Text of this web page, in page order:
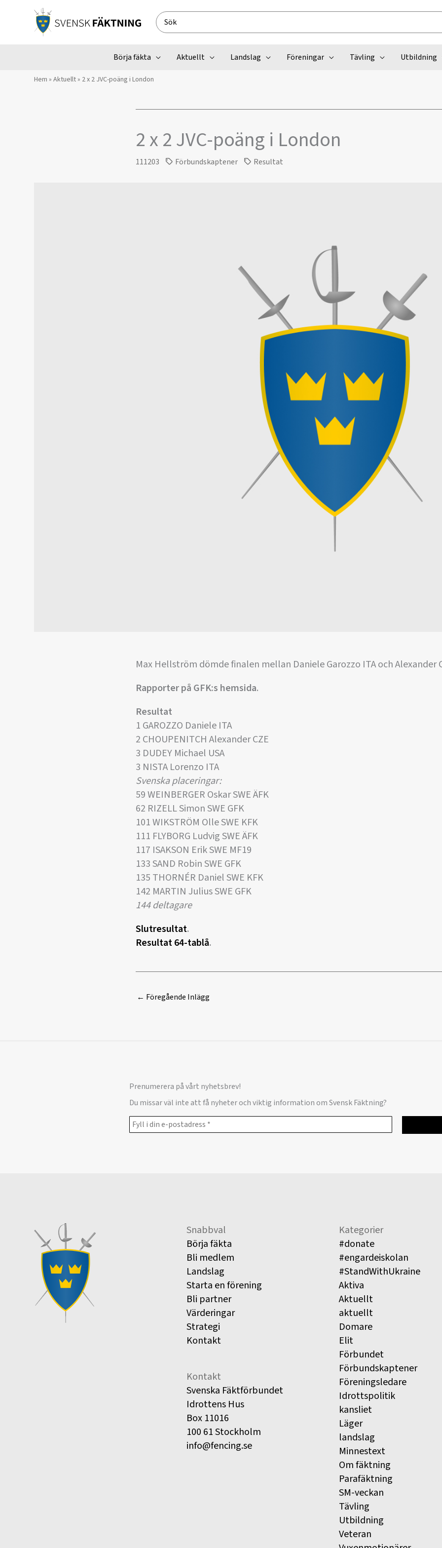
Search
for:
Börja fäkta Aktuellt Landslag Föreningar Tävling Utbildning
Hem » Aktuellt» 2 x 2 JVC-poäng i London
2 x 2 JVC-poäng i London
111203 Förbundskaptener Resultat
Max Hellström dömde finalen mellan Daniele Garozzo ITA och Alexander
Rapporter på GFK:s hemsida.
Resultat
1 GAROZZO Daniele ITA
2 CHOUPENITCH Alexander CZE
3 DUDEY Michael USA
3 NISTA Lorenzo ITA
Svenska placeringar:
59 WEINBERGER Oskar SWE ÄFK
62 RIZELL Simon SWE GFK
101 WIKSTRÖM Olle SWE KFK
111 FLYBORG Ludvig SWE ÄFK
117 ISAKSON Erik SWE MF19
133 SAND Robin SWE GFK
135 THORNÉR Daniel SWE KFK
142 MARTIN Julius SWE GFK
144 deltagare
Slutresultat.
Resultat 64-tablå.
← Föregående Inlägg
Prenumerera på vårt nyhetsbrev!
Du missar väl inte att få nyheter och viktig information om Svensk Fäktning?
Snabbval
Börja fäkta
Bli medlem
Landslag
Starta en förening
Bli partner
Värderingar
Strategi
Kontakt
Kontakt
Svenska Fäktförbundet
Idrottens Hus
Box 11016
100 61 Stockholm
info@fencing.se
Kategorier
#donate
#engardeiskolan
#StandWithUkraine
Aktiva
Aktuellt
aktuellt
Domare
Elit
Förbundet
Förbundskaptener
Föreningsledare
Idrottspolitik
kansliet
Läger
landslag
Minnestext
Om fäktning
Parafäktning
SM-veckan
Tävling
Utbildning
Veteran